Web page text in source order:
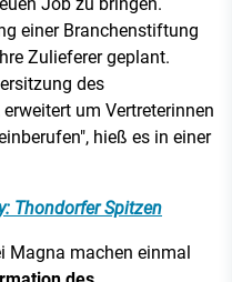
einer Branchenstiftung
Zulieferer geplant.
des
um Vertreterinnen
hieß es in einer
Thondorfer Spitzen
Magna machen einmal